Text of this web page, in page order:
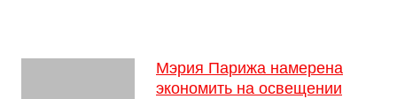
Мэрия Парижа намерена
экономить на освещении